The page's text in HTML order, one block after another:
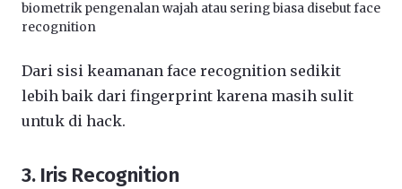
biometrik pengenalan wajah atau sering biasa disebut face
recognition
Dari sisi keamanan face recognition sedikit
lebih baik dari fingerprint karena masih sulit
untuk di hack.
3. Iris Recognition